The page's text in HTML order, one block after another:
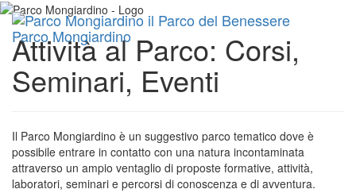
Parco Mongiardino
Attività al Parco: Corsi,
Seminari, Eventi
Il Parco Mongiardino è un suggestivo parco tematico dove è
possibile entrare in contatto con una natura incontaminata
attraverso un ampio ventaglio di proposte formative, attività,
laboratori, seminari e percorsi di conoscenza e di avventura.